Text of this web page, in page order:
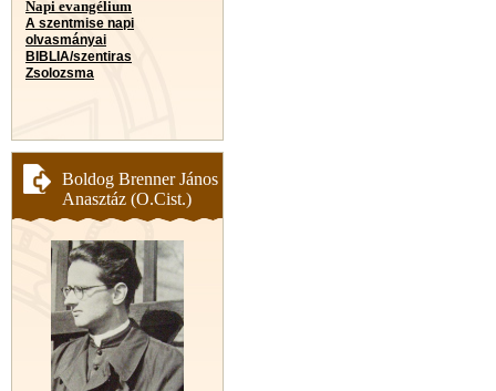
Napi evangélium
A szentmise napi
olvasmányai
BIBLIA/szentiras
Zsolozsma
Boldog Brenner János
Anasztáz (O.Cist.)